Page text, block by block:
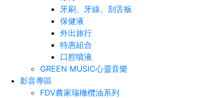
牙刷、牙線、刮舌板
保健液
外出旅行
特惠組合
口腔噴液
GREEN MUSIC心靈音樂
影音專區
FDV農家瑞橄欖油系列